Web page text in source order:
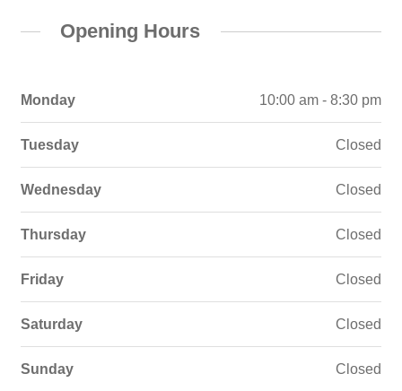
Opening Hours
Monday 10:00 am - 8:30 pm
Tuesday Closed
Wednesday Closed
Thursday Closed
Friday Closed
Saturday Closed
Sunday Closed